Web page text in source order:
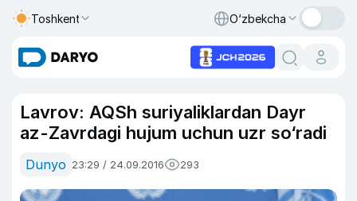
Toshkent O‘zbekcha
Lavrov: AQSh suriyaliklardan Dayr
az-Zavrdagi hujum uchun uzr so‘radi
Dunyo 23:29 / 24.09.2016 293